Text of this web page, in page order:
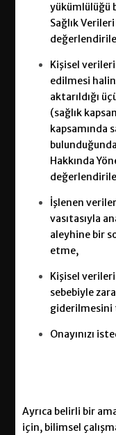
yükümlülüğü
Sağlık
Kişisel
edilmesi
aktarıldığı
(sağlık
kapsamında
Hakkında
İşlenen
vasıtasıyla
aleyhine bir
etme,
Kişisel
sebebiyle
giderilmesini
Onayınızı
Ayrıca belirli bir
için, bilimsel